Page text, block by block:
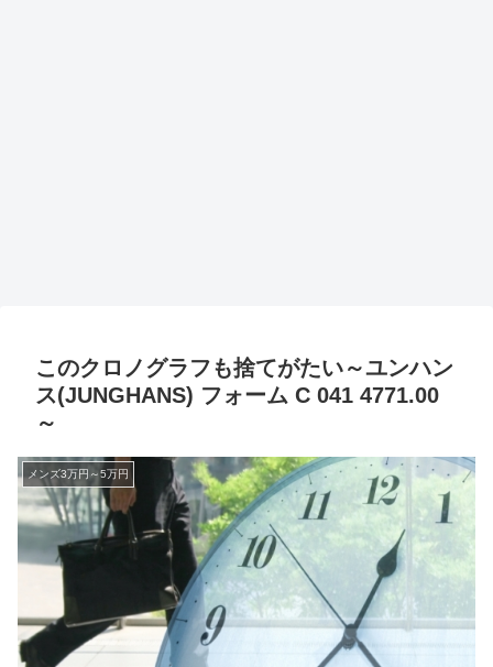
このクロノグラフも捨てがたい～ユンハン
ス(JUNGHANS) フォーム C 041 4771.00
～
メンズ3万円～5万円